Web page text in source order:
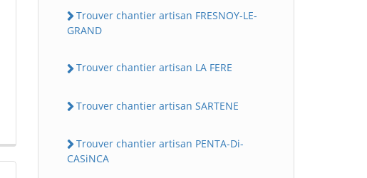
Trouver chantier artisan FRESNOY-LE-
GRAND
Trouver chantier artisan LA FERE
Trouver chantier artisan SARTENE
Trouver chantier artisan PENTA-Di-
CASiNCA